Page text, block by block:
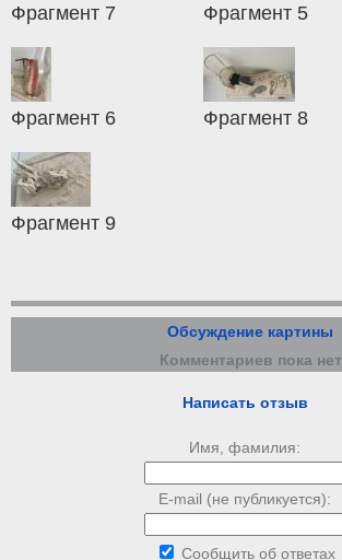
Фрагмент 7 Фрагмент 5
Фрагмент 6 Фрагмент 8
Фрагмент 9
Обсуждение картины
Комментариев пока нет
Написать отзыв
Имя, фамилия:
E-mail (не публикуется):
Сообщить об ответах